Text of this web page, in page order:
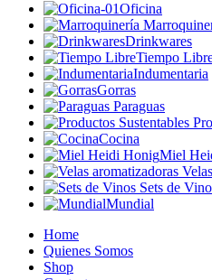
Oficina
Drinkwares
Tiempo
Indumentaria
Gorras
Paraguas
Cocina
Miel
Sets de
Mundial
Home
Quienes Somos
Shop